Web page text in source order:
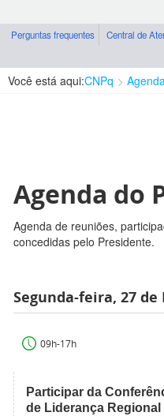
Perguntas frequentes Central de
Você está aqui:CNPq
Agenda do
Agenda de reuniões,
concedidas pelo Presidente.
Segunda-feira, 27 de
09h-17h
Participar da
de Liderança Regional